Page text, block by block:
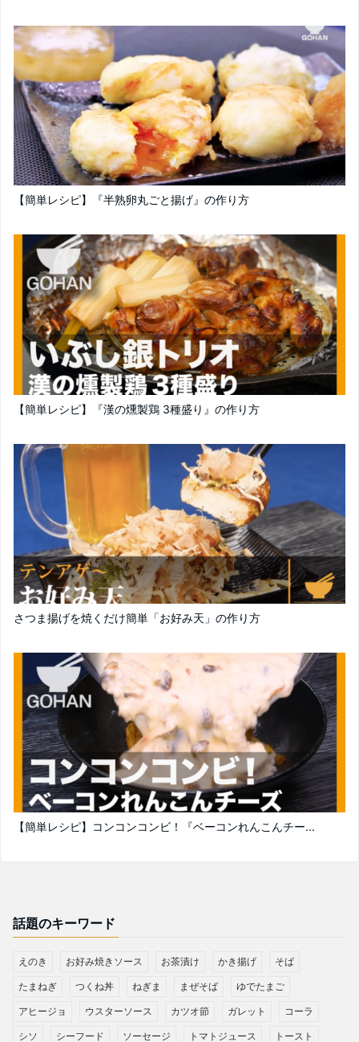
【簡単レシピ】『半熟卵丸ごと揚げ』の作り方
【簡単レシピ】『漢の燻製鶏 3種盛り』の作り方
さつま揚げを焼くだけ簡単「お好み天」の作り方
【簡単レシピ】コンコンコンビ！『ベーコンれんこんチー...
話題のキーワード
えのき お好み焼きソース お茶漬け かき揚げ そば
たまねぎ つくね丼 ねぎま まぜそば ゆでたまご
アヒージョ ウスターソース カツオ節 ガレット コーラ
シソ シーフード ソーセージ トマトジュース トースト